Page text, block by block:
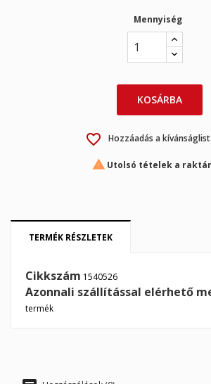
Mennyiség
KOSÁRBA
favorite_border Hozzáadás a
 Utolsó tételek a
TERMÉK RÉSZLETEK
Cikkszám 1540526
Azonnali szállítással elérhető
termék
Create new list
Kívánságlista
Bejelentkezés
mentéséhez.